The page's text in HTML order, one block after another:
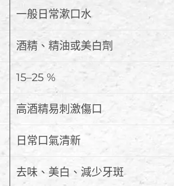
一般日常漱口水
酒精、精油或美白劑
15–25 %
高酒精易刺激傷口
日常口氣清新
去味、美白、減少牙斑